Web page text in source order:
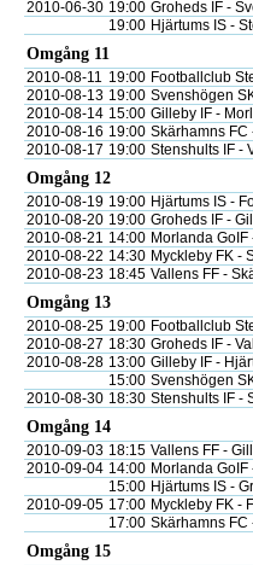
2010-06-30 19:00 Groheds IF -
19:00 Hjärtums IS -
Omgång 11
2010-08-11 19:00 Footballclub
2010-08-13 19:00 Svenshögen
2010-08-14 15:00 Gilleby IF -
2010-08-16 19:00 Skärhamns FC
2010-08-17 19:00 Stenshults IF -
Omgång 12
2010-08-19 19:00 Hjärtums IS -
2010-08-20 19:00 Groheds IF -
2010-08-21 14:00 Morlanda
2010-08-22 14:30 Myckleby FK -
2010-08-23 18:45 Vallens FF -
Omgång 13
2010-08-25 19:00 Footballclub
2010-08-27 18:30 Groheds IF -
2010-08-28 13:00 Gilleby IF -
15:00 Svenshögen
2010-08-30 18:30 Stenshults IF -
Omgång 14
2010-09-03 18:15 Vallens FF -
2010-09-04 14:00 Morlanda GoIF
15:00 Hjärtums IS -
2010-09-05 17:00 Myckleby FK -
17:00 Skärhamns FC
Omgång 15